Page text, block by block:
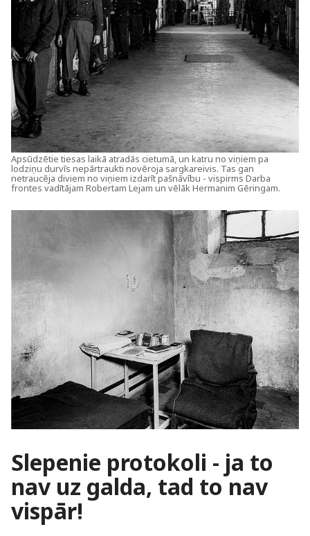
Apsūdzētie tiesas laikā atradās cietumā, un katru no viņiem pa
lodziņu durvīs nepārtraukti novēroja sargkareivis. Tas gan
netraucēja diviem no viņiem izdarīt pašnāvību - vispirms Darba
frontes vadītājam Robertam Lejam un vēlāk Hermanim Gēringam.
Slepenie protokoli - ja to
nav uz galda, tad to nav
vispār!